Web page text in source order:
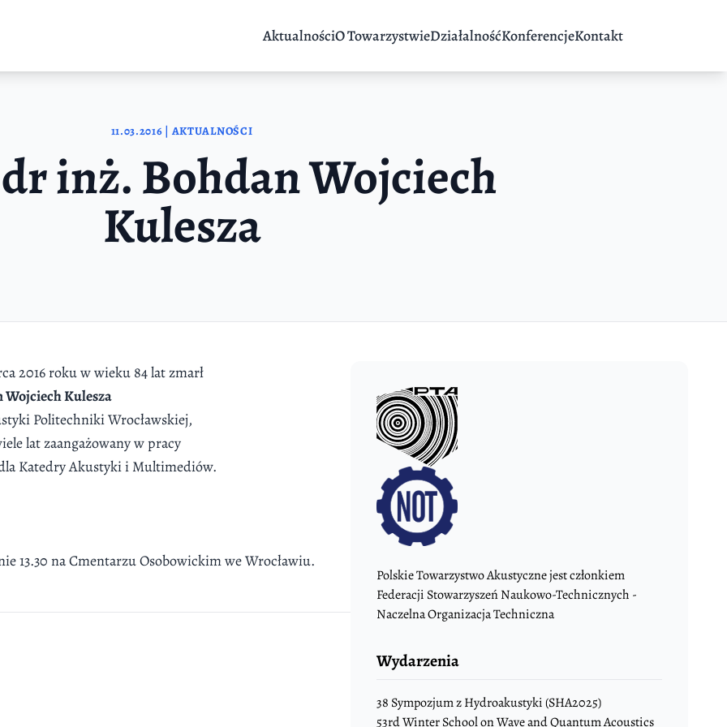
AktualnościO TowarzystwieDziałalnośćKonferencjeKontakt
11.03.2016 | AKTUALNOŚCI
inż. Bohdan Wojciech
Kulesza
2016 roku w wieku 84 lat zmarł
Kulesza
Politechniki Wrocławskiej,
lat zaangażowany w pracy
Katedry Akustyki i Multimediów.
13.30 na Cmentarzu Osobowickim we Wrocławiu.
Polskie Towarzystwo Akustyczne jest członkiem
Federacji Stowarzyszeń Naukowo-Technicznych -
Naczelna Organizacja Techniczna
Wydarzenia
38 Sympozjum z Hydroakustyki (SHA2025)
53rd Winter School on Wave and Quantum Acoustics